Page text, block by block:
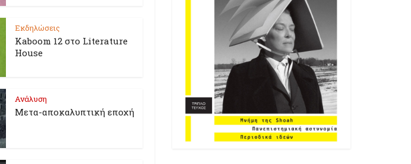
Εκδηλώσεις
Kaboom 12 στο Literature
House
Ανάλυση
Μετα-αποκαλυπτική εποχή